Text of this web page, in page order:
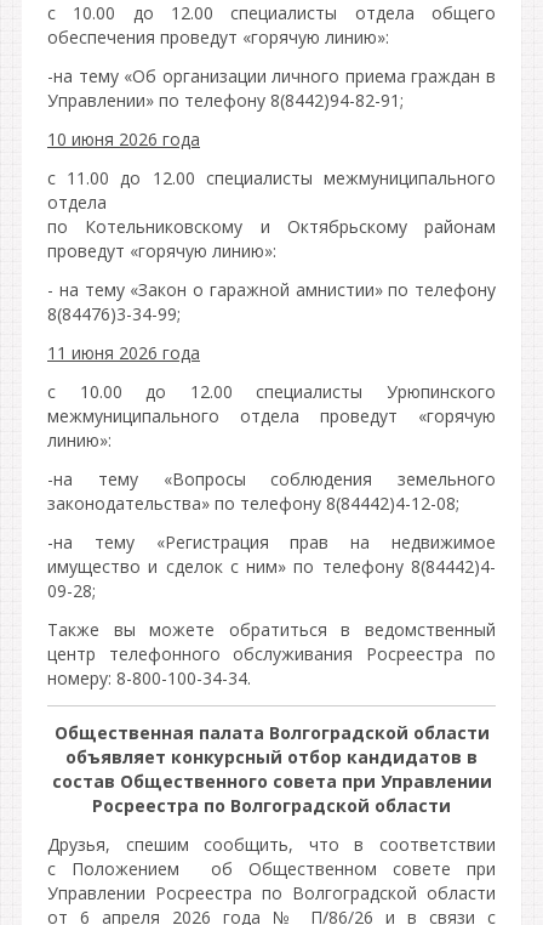
с 10.00 до 12.00 специалисты отдела общего
обеспечения проведут «горячую линию»:
-на тему «Об организации личного приема граждан в
Управлении» по телефону 8(8442)94-82-91;
10 июня 2026 года
с 11.00 до 12.00 специалисты межмуниципального
отдела
по Котельниковскому и Октябрьскому районам
проведут «горячую линию»:
- на тему «Закон о гаражной амнистии» по телефону
8(84476)3-34-99;
11 июня 2026 года
с 10.00 до 12.00 специалисты Урюпинского
межмуниципального отдела проведут «горячую
линию»:
-на тему «Вопросы соблюдения земельного
законодательства» по телефону 8(84442)4-12-08;
-на тему «Регистрация прав на недвижимое
имущество и сделок с ним» по телефону 8(84442)4-
09-28;
Также вы можете обратиться в ведомственный
центр телефонного обслуживания Росреестра по
номеру: 8-800-100-34-34.
Общественная палата Волгоградской области
объявляет конкурсный отбор кандидатов в
состав Общественного совета при Управлении
Росреестра по Волгоградской области
Друзья, спешим сообщить, что в соответствии
с Положением об Общественном совете при
Управлении Росреестра по Волгоградской области
от 6 апреля 2026 года № П/86/26 и в связи с